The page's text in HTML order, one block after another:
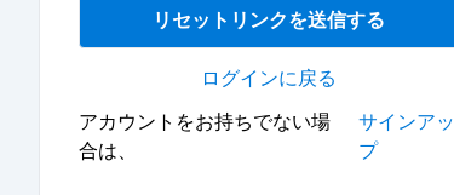
リセットリンクを送信する
ログインに戻る
アカウントをお持ちでない場
合は、
サインアッ
プ